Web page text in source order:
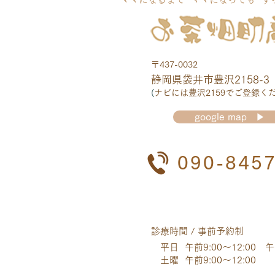
〒437-0032
静岡県袋井市豊沢2158-3
( ナビには豊沢2159でご登録く
google map ▶
​090-
診療時間 / 事前予約制
平日 午前9:00～12:00 午
土曜 午前9:00～12:00